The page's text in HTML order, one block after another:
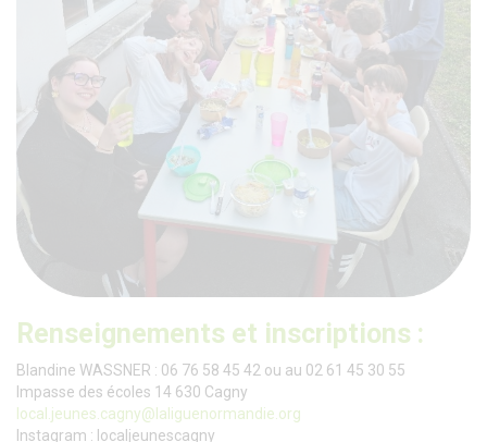
Renseignements et inscriptions :
Blandine WASSNER : 06 76 58 45 42 ou au 02 61 45 30 55
Impasse des écoles 14 630 Cagny
local.jeunes.cagny@laliguenormandie.org
Instagram : localjeunescagny